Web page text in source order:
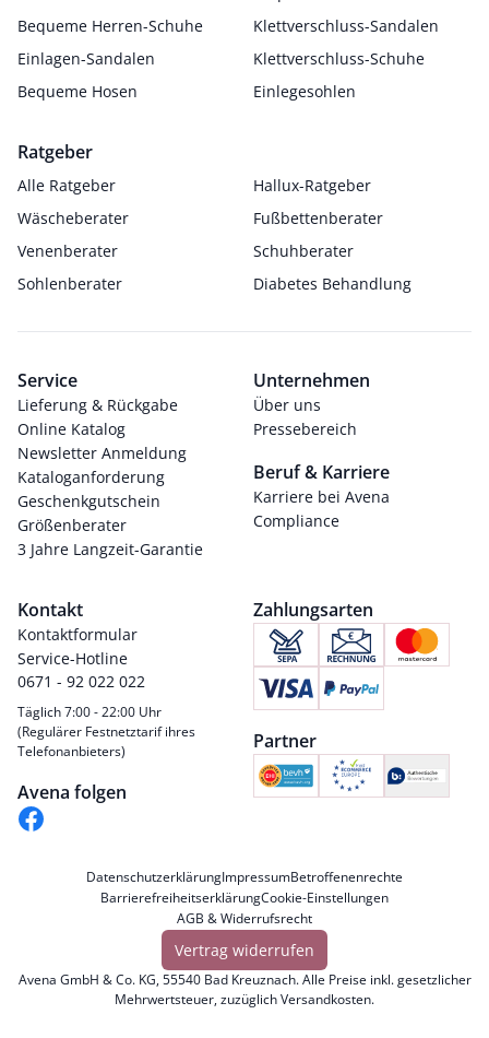
Bequeme Herren-Schuhe
Klettverschluss-Sandalen
Einlagen-Sandalen
Klettverschluss-Schuhe
Bequeme Hosen
Einlegesohlen
Ratgeber
Alle Ratgeber
Hallux-Ratgeber
Wäscheberater
Fußbettenberater
Venenberater
Schuhberater
Sohlenberater
Diabetes Behandlung
Service
Lieferung & Rückgabe
Online Katalog
Newsletter Anmeldung
Kataloganforderung
Geschenkgutschein
Größenberater
3 Jahre Langzeit-Garantie
Unternehmen
Über uns
Pressebereich
Beruf & Karriere
Karriere bei Avena
Compliance
Kontakt
Kontaktformular
Service-Hotline
0671 - 92 022 022
Täglich 7:00 - 22:00 Uhr
(Regulärer Festnetztarif ihres
Telefonanbieters)
Avena folgen
Zahlungsarten
Partner
DatenschutzerklärungImpressumBetroffenenrechte
BarrierefreiheitserklärungCookie-Einstellungen
AGB & Widerrufsrecht
Vertrag widerrufen
Avena GmbH & Co. KG, 55540 Bad Kreuznach. Alle Preise inkl. gesetzlicher
Mehrwertsteuer, zuzüglichVersandkosten.